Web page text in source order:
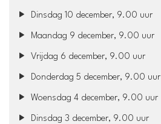
Dinsdag 10 december, 9.00 uur
Maandag 9 december, 9.00 uur
Vrijdag 6 december, 9.00 uur
Donderdag 5 december, 9.00 uur
Woensdag 4 december, 9.00 uur
Dinsdag 3 december, 9.00 uur